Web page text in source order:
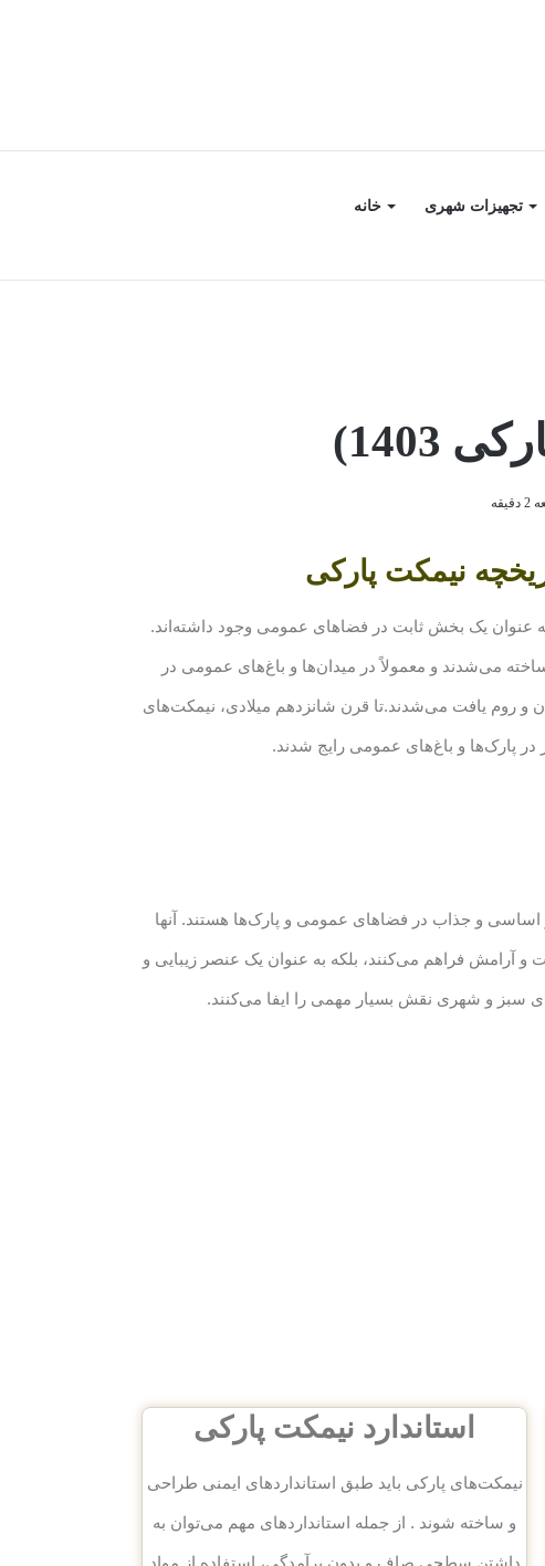
خانه تجهیزات شهری
نیمکت پارکی
عنوان یک بخش ثابت در فضاهای عمومی وجود داشته‌اند.
می‌شدند و معمولاً در میدان‌ها و باغ‌های عمومی در
و روم یافت می‌شدند.تا قرن شانزدهم میلادی، نیمکت‌های
در پارک‌ها و باغ‌های عمومی رایج شدند.
اساسی و جذاب در فضاهای عمومی و پارک‌ها هستند. آنها
و آرامش فراهم می‌کنند، بلکه به عنوان یک عنصر زیبایی و
سبز و شهری نقش بسیار مهمی را ایفا می‌کنند.
استاندارد نیمکت پارکی
نیمکت‌های پارکی باید طبق استانداردهای ایمنی طراحی
و ساخته شوند . از جمله استانداردهای مهم می‌توان به